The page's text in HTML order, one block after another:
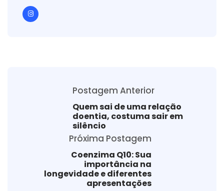
Postagem Anterior
Quem sai de uma relação
doentia, costuma sair em
silêncio
Próxima Postagem
Coenzima Q10: Sua
importância na
longevidade e diferentes
apresentações